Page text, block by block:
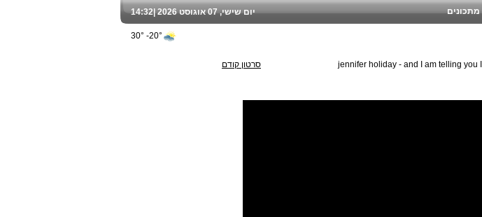
סרטון קודם jennifer holiday - and I am telling you
14:32 יום שישי, 07 אוגוסט 2026 | מתכונים
20°- 30°